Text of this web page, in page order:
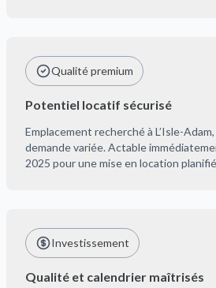
Qualité premium
Potentiel locatif sécurisé
Emplacement recherché à L’Isle-
demande variée. Actable
2025 pour une mise en location
Investissement
Qualité et calendrier maîtrisés